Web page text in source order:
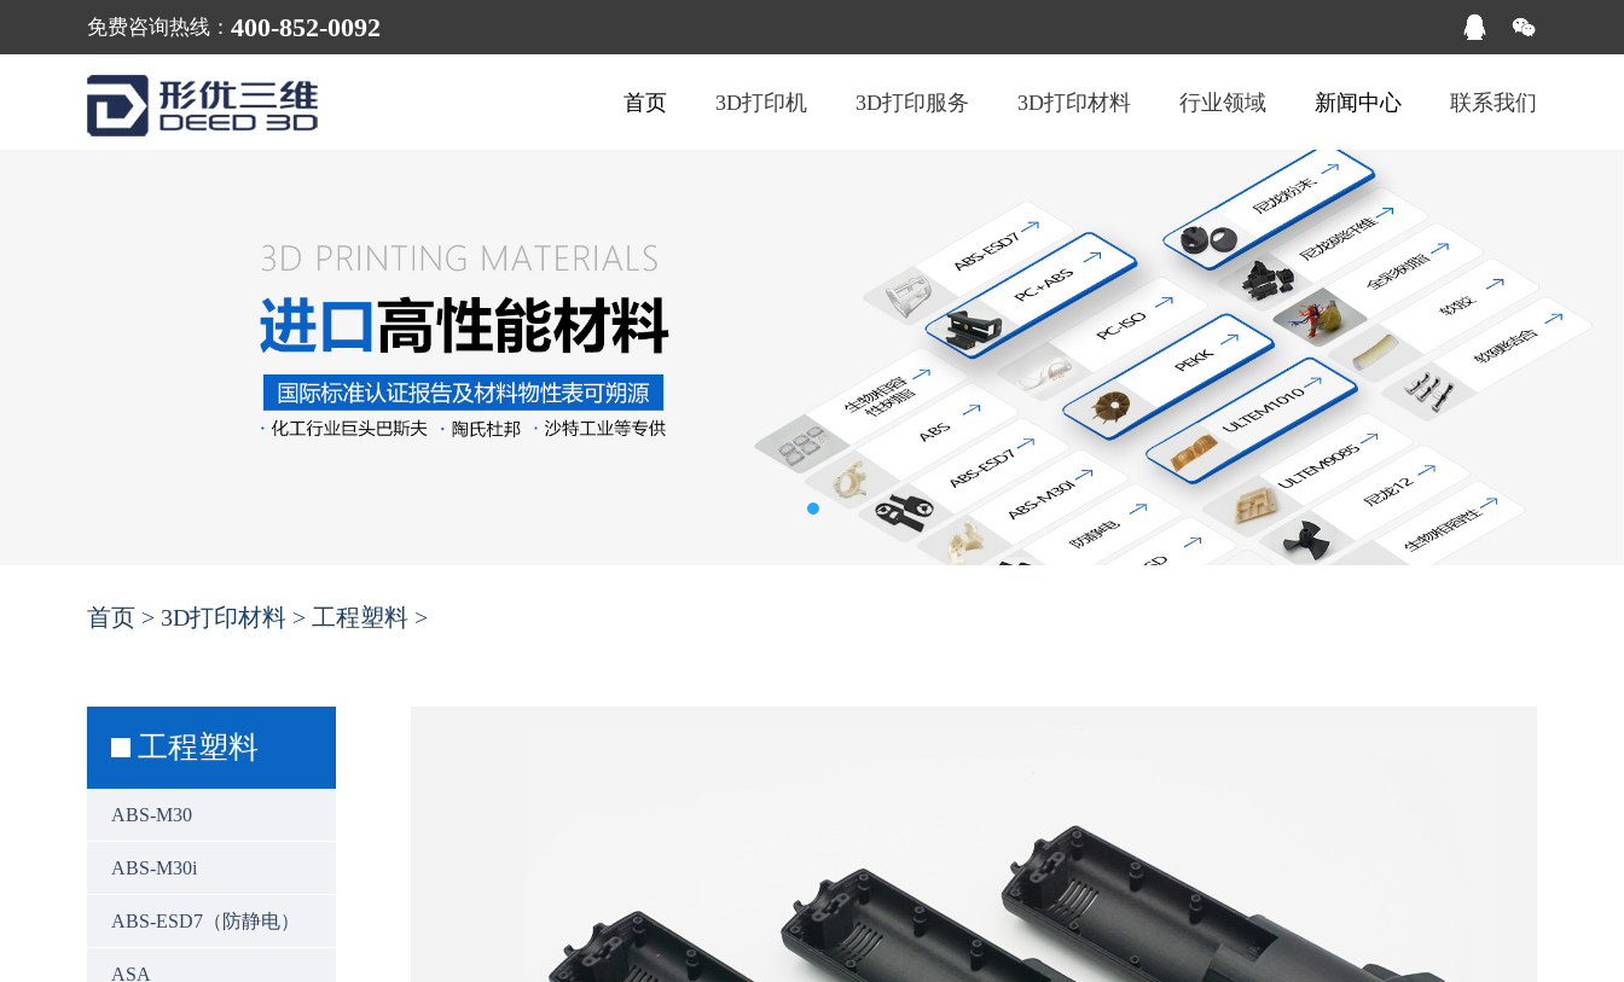
免费咨询热线： 400-852-0092
首页 3D打印机 3D打印服务 3D打印材料 行业领域 新闻中心 联系我们
首页 > 3D打印材料 > 工程塑料 >
工程塑料
ABS-M30
ABS-M30i
ABS-ESD7（防静电）
ASA